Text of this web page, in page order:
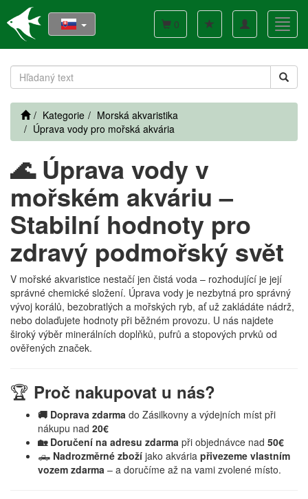
Toggle
navigation
0
Kategorie
Morská akvaristika
Úprava vody pro mořská akvária
🌊 Úprava vody v
mořském akváriu –
Stabilní hodnoty pro
zdravý podmořský svět
V mořské akvaristice nestačí jen čistá voda – rozhodující je její
správné chemické složení. Úprava vody je nezbytná pro správný
vývoj korálů, bezobratlých a mořských ryb, ať už zakládáte nádrž,
nebo dolaďujete hodnoty při běžném provozu. U nás najdete
široký výběr minerálních doplňků, pufrů a stopových prvků od
ověřených značek.
🏆 Proč nakupovat u nás?
🚚 Doprava zdarma do Zásilkovny a výdejních míst při
nákupu nad 20€
🏡 Doručení na adresu zdarma při objednávce nad 50€
🛻 Nadrozměrné zboží jako akvária přivezeme vlastním
vozem zdarma – a doručíme až na vami zvolené místo.